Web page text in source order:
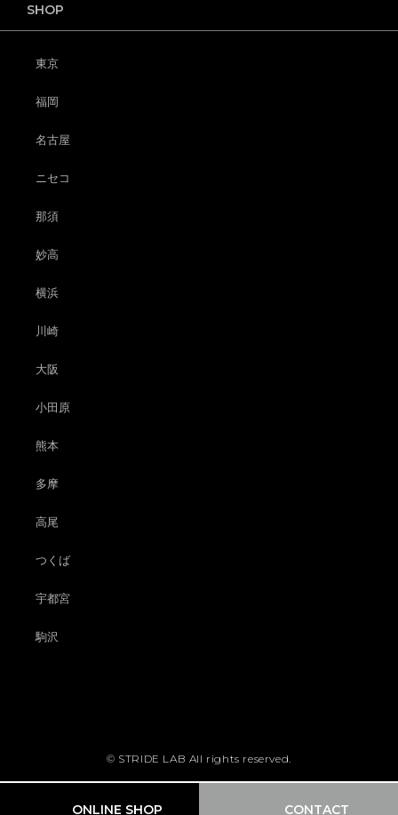
ONLINE SHOP CONTACT
SHOP
東京
福岡
名古屋
ニセコ
那須
妙高
横浜
川崎
大阪
小田原
熊本
多摩
高尾
つくば
宇都宮
駒沢
© STRIDE LAB All rights reserved.